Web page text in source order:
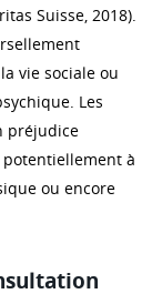
Suisse, 2018).
vie sociale ou
Les
préjudice
à
ou encore